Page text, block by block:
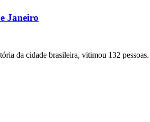
Janeiro
da cidade brasileira, vitimou 132